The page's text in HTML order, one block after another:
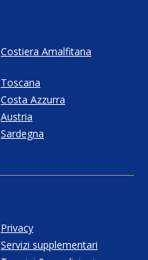
Privacy
Servizi supplementari
Costiera Amalfitana
Toscana
Costa Azzurra
Austria
Sardegna